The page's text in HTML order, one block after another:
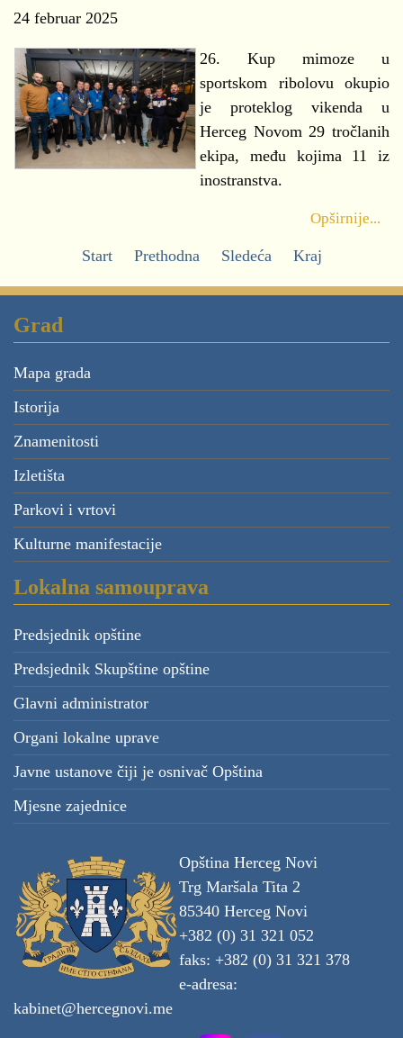
24 februar 2025
26. Kup mimoze u
sportskom ribolovu okupio
je proteklog vikenda u
Herceg Novom 29 tročlanih
ekipa, među kojima 11 iz
inostranstva.
Opširnije...
Start Prethodna Sledeća Kraj
Grad
Mapa grada
Istorija
Znamenitosti
Izletišta
Parkovi i vrtovi
Kulturne manifestacije
Lokalna samouprava
Predsjednik opštine
Predsjednik Skupštine opštine
Glavni administrator
Organi lokalne uprave
Javne ustanove čiji je osnivač Opština
Mjesne zajednice
Opština Herceg Novi
Trg Maršala Tita 2
85340 Herceg Novi
+382 (0) 31 321 052
faks: +382 (0) 31 321 378
e-adresa:
kabinet@hercegnovi.me